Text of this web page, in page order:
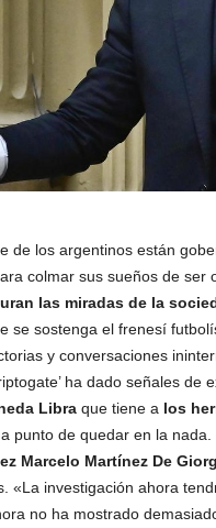
de los argentinos están
colmar sus sueños de ser
las miradas de la
se sostenga el frenesí
y conversaciones
ha dado señales de
Libraque tiene a los
punto de quedar en la
Marcelo Martínez De
«La investigación ahora
no ha mostrado